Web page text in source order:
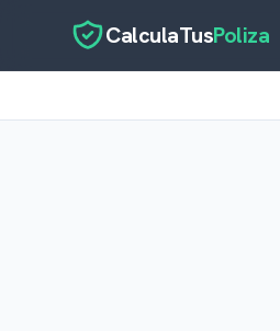
CalculaTusPoliza